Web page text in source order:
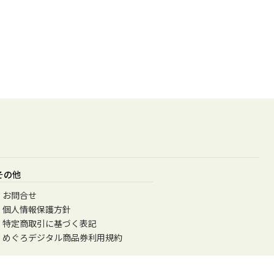
の他
お問合せ
個人情報保護方針
特定商取引に基づく表記
めぐろデジタル商品券利用規約